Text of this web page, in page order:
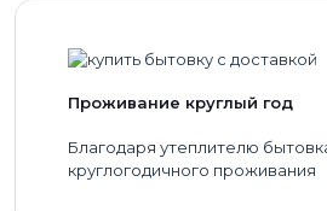
Проживание круглый год
Благодаря утеплителю
круглогодичного проживания